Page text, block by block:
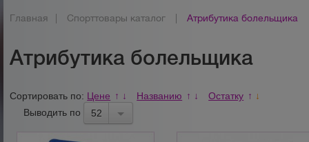
Главная Спорттовары каталог Атрибутика болельщика
Атрибутика болельщика
Сортировать по: Цене ↑ ↓ Названию ↑ ↓ Остатку ↑ ↓
Выводить по 52